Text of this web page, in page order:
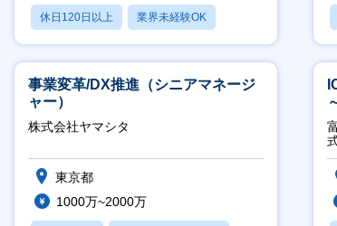
休日120日以上 業界未経験OK
産休・育休あり
事業変革/DX推進（シニアマネージ
ャー）
株式会社ヤマシタ
東京都
1000万~2000万